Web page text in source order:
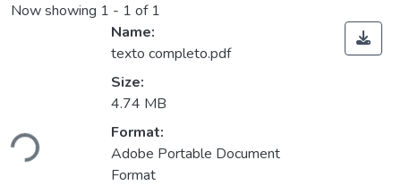
Now showing 1 - 1 of 1
Loading...
Name:
texto completo.pdf
Size:
4.74 MB
Format:
Adobe Portable Document
Format